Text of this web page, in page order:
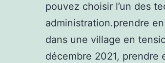
pouvez choisir l’un des
administration.prendre
dans une village en
décembre 2021, prendre